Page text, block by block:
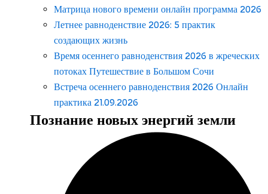
Матрица нового времени онлайн программа 2026
Летнее равноденствие 2026: 5 практик
создающих жизнь
Время осеннего равноденствия 2026 в жреческих
потоках Путешествие в Большом Сочи
Встреча осеннего равноденствия 2026 Онлайн
практика 21.09.2026
Познание новых энергий земли